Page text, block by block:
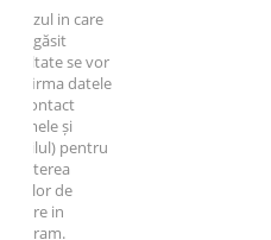
in care
se vor
datele
și
pentru
de